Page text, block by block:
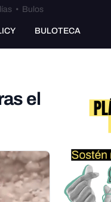
• Bulos
BULOTECA
el